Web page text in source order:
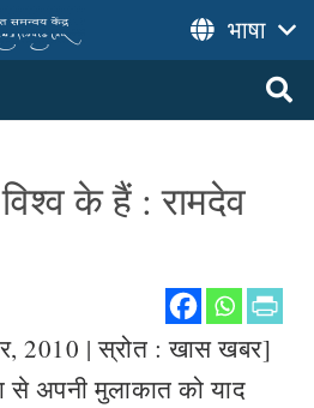
भाषा
के हैं : रामदेव
2010 | स्रोत : खास खबर]
से अपनी मुलाकात को याद